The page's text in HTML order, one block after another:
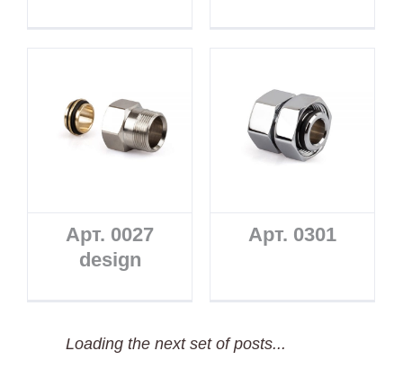
Арт. 0027
design
Арт. 0301
Loading the next set of posts...